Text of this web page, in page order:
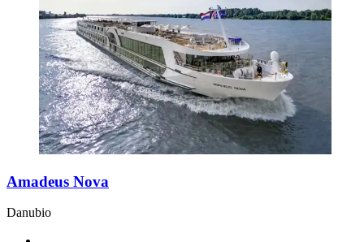
Amadeus Nova
Danubio